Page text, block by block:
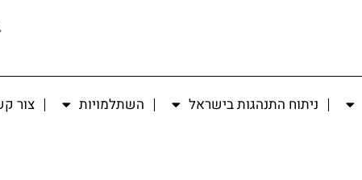
ניתוח התנהגות בישראל השתלמויות צור